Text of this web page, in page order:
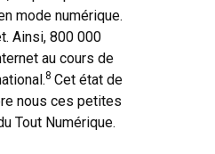
mode numérique.
Ainsi, 800 000
au cours de
8 Cet état de
nous ces petites
Tout Numérique.